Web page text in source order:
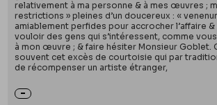
relativement à ma personne & à mes œuvres ;
restrictions » pleines d’un doucereux : «
amiablement perfides pour accrocher l’affaire
vouloir des gens qui s’intéressent, comme
à mon œuvre ; & faire hésiter Monsieur Goblet.
souvent cet excès de courtoisie qui par
de récompenser un artiste étranger,